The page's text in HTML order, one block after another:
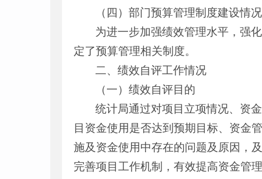
（四）部门预算管理制度建设情况
为进一步加强绩效管理水平，强
定了预算管理相关制度。
二、绩效自评工作情况
（一）绩效自评目的
统计局通过对项目立项情况、资
目资金使用是否达到预期目标、资金
施及资金使用中存在的问题及原因，
完善项目工作机制，有效提高资金管